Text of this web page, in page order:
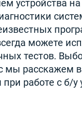
устройства
можете
тестов.
мы расскажем
работе с б/у